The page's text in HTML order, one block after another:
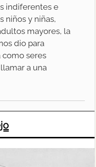
indiferentes e
niños y niñas,
mayores, la
dio para
como seres
a una